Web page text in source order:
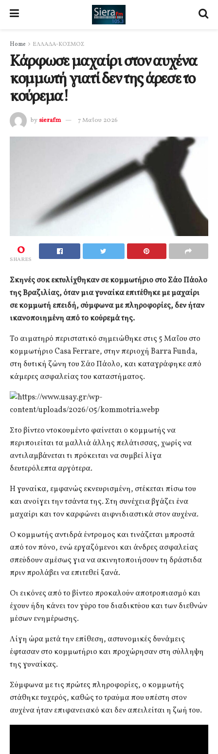
Home ΕΛΛΑΔΑ-ΚΟΣΜΟΣ
Κάρφωσε μαχαίρι στον αυχένα
κομμωτή γιατί δεν της άρεσε το
κούρεμα!
by sierafm 7 Μαΐου 2026
0
SHARES
Σκηνές σοκ εκτυλίχθηκαν σε κομμωτήριο στο Σάο Πάολο
της Βραζιλίας, όταν μια γυναίκα επιτέθηκε με μαχαίρι
σε κομμωτή επειδή, σύμφωνα με πληροφορίες, δεν ήταν
ικανοποιημένη από το κούρεμά της.
Το αιματηρό περιστατικό σημειώθηκε στις 5 Μαΐου στο
κομμωτήριο Casa Ferrare, στην περιοχή Barra Funda,
στη δυτική ζώνη του Σάο Πάολο, και καταγράφηκε από
κάμερες ασφαλείας του καταστήματος.
Στο βίντεο ντοκουμέντο φαίνεται ο κομμωτής να
περιποιείται τα μαλλιά άλλης πελάτισσας, χωρίς να
αντιλαμβάνεται τι πρόκειται να συμβεί λίγα
δευτερόλεπτα αργότερα.
Η γυναίκα, εμφανώς εκνευρισμένη, στέκεται πίσω του
και ανοίγει την τσάντα της. Στη συνέχεια βγάζει ένα
μαχαίρι και τον καρφώνει αιφνιδιαστικά στον αυχένα.
Ο κομμωτής αντιδρά έντρομος και τινάζεται μπροστά
από τον πόνο, ενώ εργαζόμενοι και άνδρες ασφαλείας
σπεύδουν αμέσως για να ακινητοποιήσουν τη δράστιδα
πριν προλάβει να επιτεθεί ξανά.
Οι εικόνες από το βίντεο προκαλούν αποτροπιασμό και
έχουν ήδη κάνει τον γύρο του διαδικτύου και των διεθνών
μέσων ενημέρωσης.
Λίγη ώρα μετά την επίθεση, αστυνομικές δυνάμεις
έφτασαν στο κομμωτήριο και προχώρησαν στη σύλληψη
της γυναίκας.
Σύμφωνα με τις πρώτες πληροφορίες, ο κομμωτής
στάθηκε τυχερός, καθώς το τραύμα που υπέστη στον
αυχένα ήταν επιφανειακό και δεν απειλείται η ζωή του.